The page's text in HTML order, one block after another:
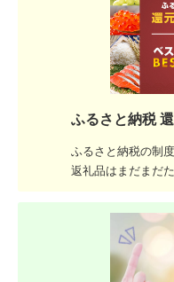
ふるさと納税
ふるさと納税の制
返礼品はまだまだ